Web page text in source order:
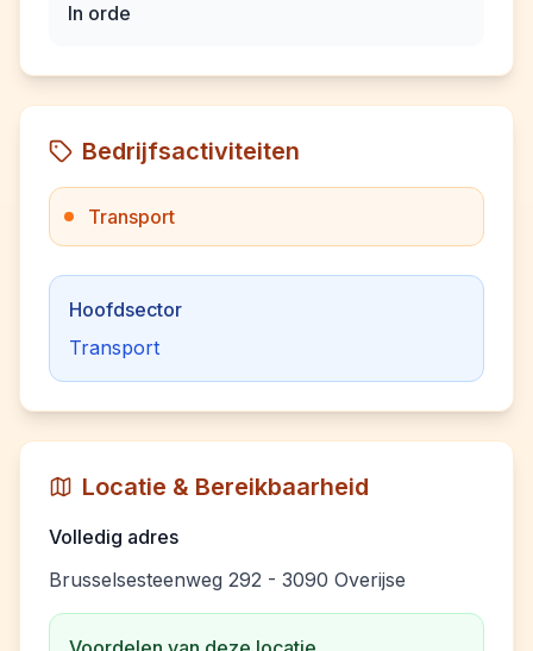
In orde
Bedrijfsactiviteiten
Transport
Hoofdsector
Transport
Locatie & Bereikbaarheid
Volledig adres
Brusselsesteenweg 292 - 3090 Overijse